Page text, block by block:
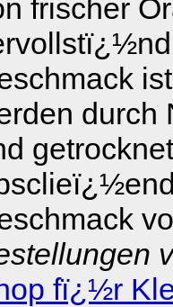
frischer
durch
fï¿½r